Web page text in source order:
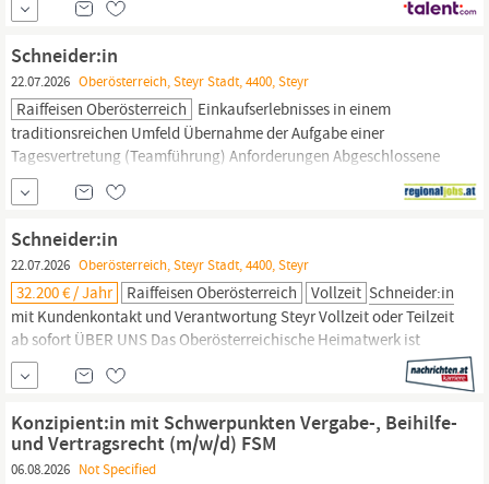
matters most to you Our Total Rewards package outlines all the
Schneider:in
22.07.2026 Oberösterreich, Steyr Stadt, 4400, Steyr
Raiffeisen Oberösterreich Einkaufserlebnisses in einem
traditionsreichen Umfeld Übernahme der Aufgabe einer
Tagesvertretung (Teamführung) Anforderungen Abgeschlossene
Ausbildung als Bekleidungsgestalter:in oder
Mehrjährige Berufserfahrung in der
und gelebtes...
Schneider:in
22.07.2026 Oberösterreich, Steyr Stadt, 4400, Steyr
32.200 € / Jahr Raiffeisen Oberösterreich Vollzeit Schneider:in
mit Kundenkontakt und Verantwortung Steyr Vollzeit oder Teilzeit
ab sofort ÜBER UNS Das Oberösterreichische Heimatwerk ist
mehr als ein Geschäft es ist ein Ort, an dem Handwerkskunst,
gelebte Tradition und persönliche Beratung aufeinandertreffen.
Schneiderei...
Konzipient:in mit Schwerpunkten Vergabe-, Beihilfe-
und Vertragsrecht (m/w/d) FSM
06.08.2026 Not Specified